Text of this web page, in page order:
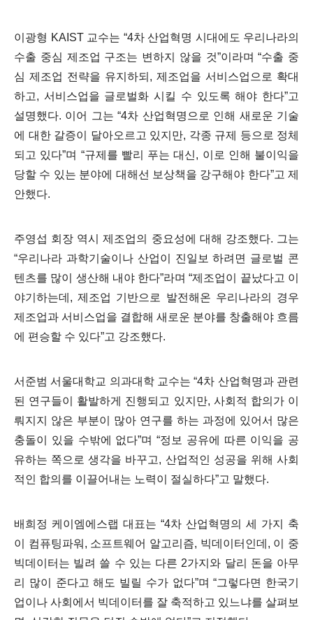
이광형 KAIST 교수는 “4차 산업혁명 시대에도 우리나라의
수출 중심 제조업 구조는 변하지 않을 것”이라며“수출 중
심 제조업 전략을 유지하되 , 제조업을 서비스업으로 확대
하고, 서비스업을 글로벌화 시킬 수 있도록 해야 한다”고
설명했다. 이어 그는“4차 산업혁명으로 인해 새로운 기술
에 대한 갈증이 달아오르고 있지만, 각종 규제 등으로 정체
되고 있다”며 “규제를 빨리 푸는 대신, 이로 인해 불이익을
당할 수 있는 분야에 대해선 보상책을 강구해야 한다”고 제
안했다.
주영섭 회장 역시 제조업의 중요성에 대해 강조했다. 그는
“우리나라 과학기술이나 산업이 진일보 하려면 글로벌 콘
텐츠를 많이 생산해 내야 한다”라며“제조업이 끝났다고 이
야기하는데 ,제조업 기반으로 발전해온 우리나라의 경우
제조업과 서비스업을 결합해 새로운 분야를 창출해야 흐름
에 편승할 수 있다”고 강조했다.
서준범 서울대학교 의과대학 교수는“4차 산업혁명과 관련
된 연구들이 활발하게 진행되고 있지만, 사회적 합의가 이
뤄지지 않은 부분이 많아 연구를 하는 과정에 있어서 많은
충돌이 있을 수밖에 없다”며 “정보 공유에 따른 이익을 공
유하는 쪽으로 생각을 바꾸고, 산업적인 성공을 위해 사회
적인 합의를 이끌어내는 노력이 절실하다”고 말했다.
배희정 케이엠에스랩 대표는 “4차 산업혁명의 세 가지 축
이 컴퓨팅파워 , 소프트웨어 알고리즘, 빅데이터인데 , 이 중
빅데이터는 빌려 쓸 수 있는 다른 2가지와 달리 돈을 아무
리 많이 준다고 해도 빌릴 수가 없다”며“그렇다면 한국기
업이나 사회에서 빅데이터를 잘 축적하고 있느냐를 살펴보